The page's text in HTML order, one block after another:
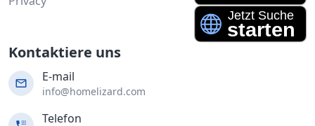
Kontaktiere uns
E-mail
info@homelizard.com
Telefon